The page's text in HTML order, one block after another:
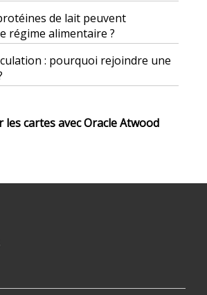
de lait peuvent
régime alimentaire ?
: pourquoi rejoindre une
cartes avec Oracle Atwood